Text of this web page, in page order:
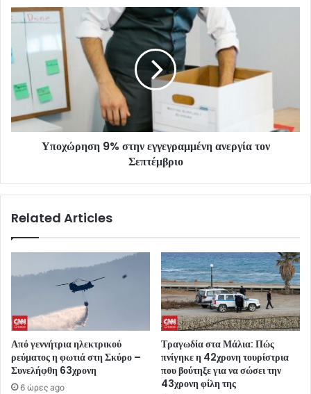
Υποχώρηση 9% στην εγγεγραμμένη ανεργία τον
Σεπτέμβριο
Related Articles
Από γεννήτρια ηλεκτρικού
ρεύματος η φωτιά στη Σκύρο –
Συνελήφθη 63χρονη
6 ώρες ago
Τραγωδία στα Μάλια: Πώς
πνίγηκε η 42χρονη τουρίστρια
που βούτηξε για να σώσει την
43χρονη φίλη της